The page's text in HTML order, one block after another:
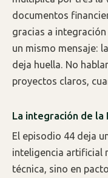
documentos
gracias a
un mismo mensaje:
deja huella. No
proyectos claros,
La integración de la
El episodio 44 deja
inteligencia artificial
técnica, sino en